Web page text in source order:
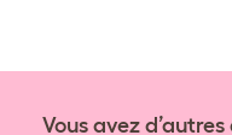
Vous avez